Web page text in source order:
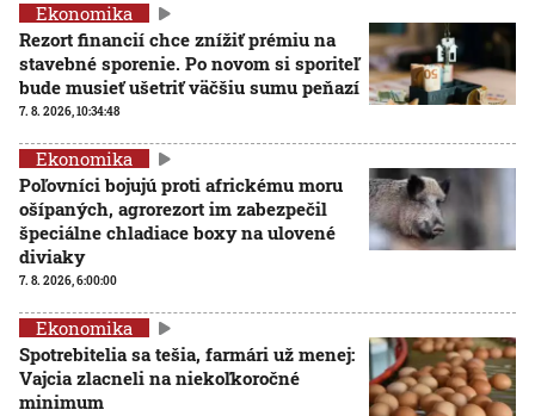
Ekonomika
Rezort financií chce znížiť prémiu na
stavebné sporenie. Po novom si sporiteľ
bude musieť ušetriť väčšiu sumu peňazí
7. 8. 2026, 10:34:48
Ekonomika
Poľovníci bojujú proti africkému moru
ošípaných, agrorezort im zabezpečil
špeciálne chladiace boxy na ulovené
diviaky
7. 8. 2026, 6:00:00
Ekonomika
Spotrebitelia sa tešia, farmári už menej:
Vajcia zlacneli na niekoľkoročné
minimum